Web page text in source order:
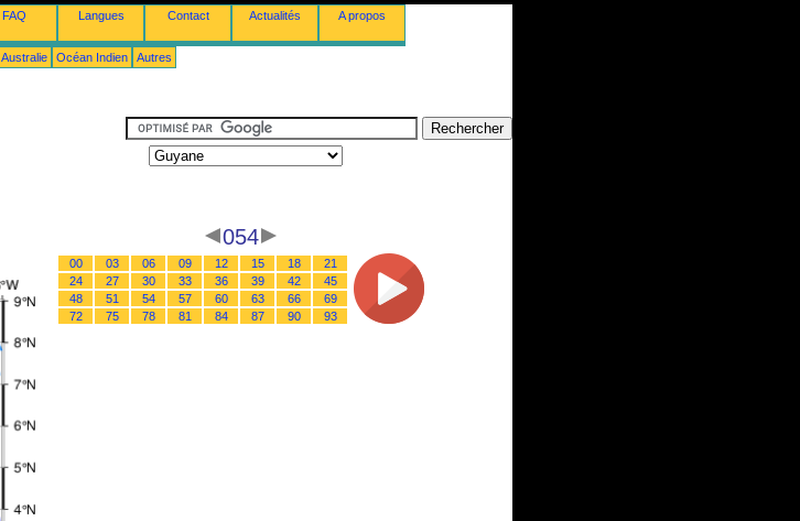
FAQ Langues Contact Actualités A propos
Australie Océan Indien Autres
054
00 03 06 09 12 15 18
21
24
27 30 33 36 39 42
45
48
51 54 57 60 63 66
69
72
75 78 81 84 87 90 93